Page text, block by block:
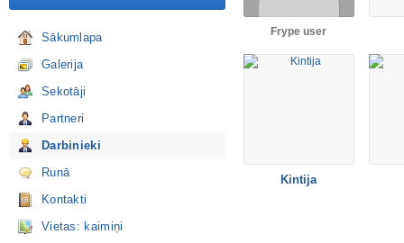
Sākumlapa
Galerija
Sekotāji
Partneri
Darbinieki
Runā
Kontakti
Vietas: kaimiņi
Frype user
Kintija